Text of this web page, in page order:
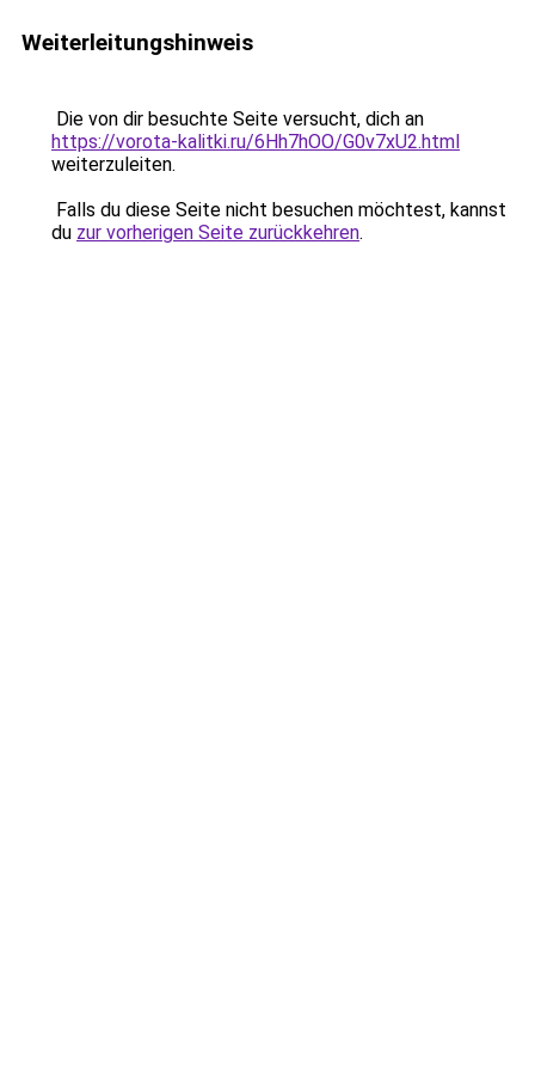
Weiterleitungshinweis
Die von dir besuchte Seite versucht, dich an
https://vorota-kalitki.ru/6Hh7hOO/G0v7xU2.html
weiterzuleiten.
Falls du diese Seite nicht besuchen möchtest, kannst
du zur vorherigen Seite zurückkehren.